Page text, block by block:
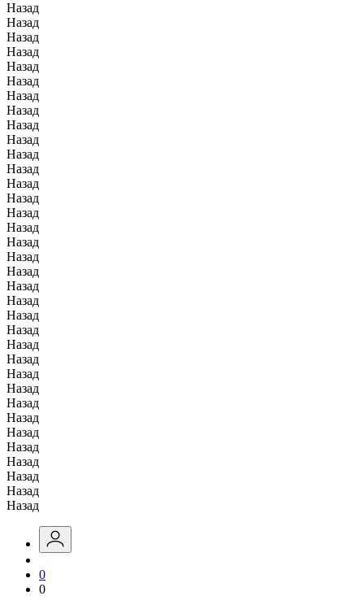
Назад
Назад
Назад
Назад
Назад
Назад
Назад
Назад
Назад
Назад
Назад
Назад
Назад
Назад
Назад
Назад
Назад
Назад
Назад
Назад
Назад
Назад
Назад
Назад
Назад
Назад
Назад
Назад
Назад
Назад
Назад
Назад
Назад
Назад
Назад
0
0